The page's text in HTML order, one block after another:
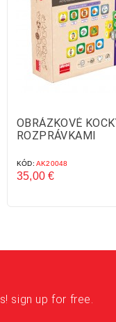
OBRÁZKOVÉ
ROZPRÁVKAMI
KÓD: AK20048
35,00 €
sign up for free.